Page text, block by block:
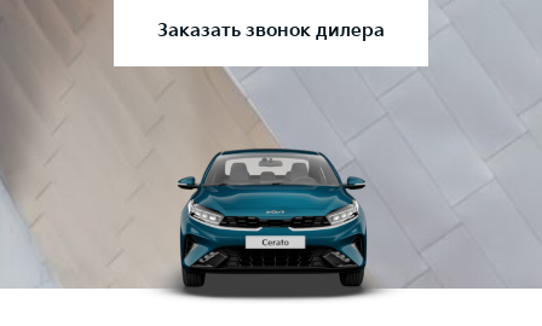
Заказать звонок дилера